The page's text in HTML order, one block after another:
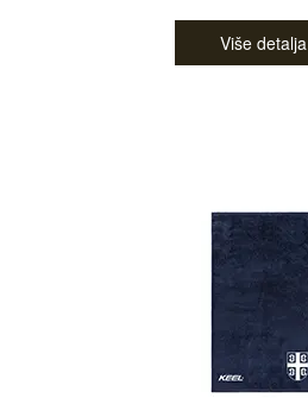
Više detalja